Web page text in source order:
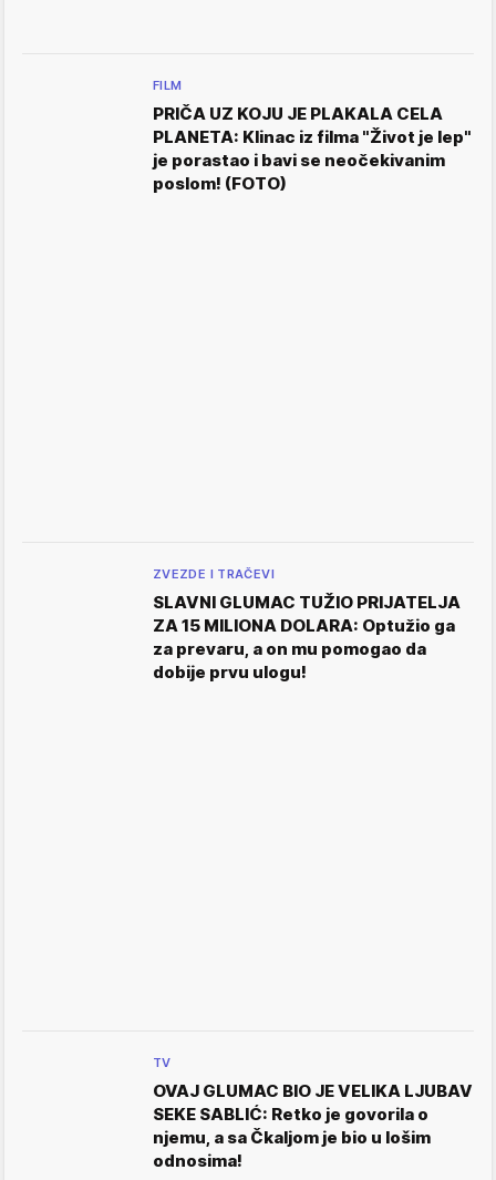
FILM
PRIČA UZ KOJU JE PLAKALA CELA
PLANETA: Klinac iz filma "Život je lep"
je porastao i bavi se neočekivanim
poslom! (FOTO)
ZVEZDE I TRAČEVI
SLAVNI GLUMAC TUŽIO PRIJATELJA
ZA 15 MILIONA DOLARA: Optužio ga
za prevaru, a on mu pomogao da
dobije prvu ulogu!
TV
OVAJ GLUMAC BIO JE VELIKA LJUBAV
SEKE SABLIĆ: Retko je govorila o
njemu, a sa Čkaljom je bio u lošim
odnosima!